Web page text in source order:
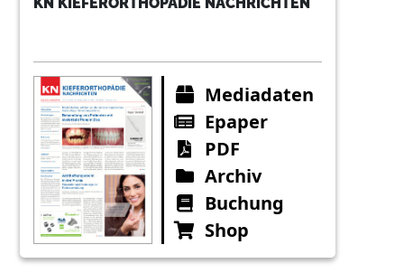
Mediadaten
Epaper
PDF
Archiv
Buchung
Shop